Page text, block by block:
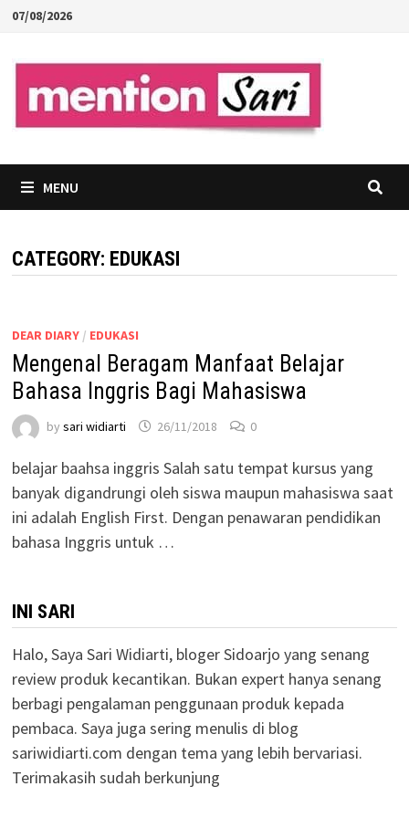
Skip
content
07/08/2026
MENU
CATEGORY: EDUKASI
DEAR DIARY/ EDUKASI
Mengenal Beragam Manfaat Belajar
Bahasa Inggris Bagi Mahasiswa
by sari widiarti 26/11/2018 0
belajar baahsa inggris Salah satu tempat kursus yang
banyak digandrungi oleh siswa maupun mahasiswa saat
ini adalah English First. Dengan penawaran pendidikan
bahasa Inggris untuk …
INI SARI
Halo, Saya Sari Widiarti, bloger Sidoarjo yang senang
review produk kecantikan. Bukan expert hanya senang
berbagi pengalaman penggunaan produk kepada
pembaca. Saya juga sering menulis di blog
sariwidiarti.com dengan tema yang lebih bervariasi.
Terimakasih sudah berkunjung